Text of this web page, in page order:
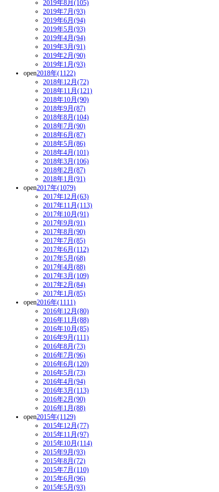
2019年8月(105)
2019年7月(93)
2019年6月(94)
2019年5月(93)
2019年4月(94)
2019年3月(91)
2019年2月(90)
2019年1月(93)
open2018年(1122)
2018年12月(72)
2018年11月(121)
2018年10月(90)
2018年9月(87)
2018年8月(104)
2018年7月(90)
2018年6月(87)
2018年5月(86)
2018年4月(101)
2018年3月(106)
2018年2月(87)
2018年1月(91)
open2017年(1079)
2017年12月(63)
2017年11月(113)
2017年10月(91)
2017年9月(91)
2017年8月(90)
2017年7月(85)
2017年6月(112)
2017年5月(68)
2017年4月(88)
2017年3月(109)
2017年2月(84)
2017年1月(85)
open2016年(1111)
2016年12月(80)
2016年11月(88)
2016年10月(85)
2016年9月(111)
2016年8月(73)
2016年7月(96)
2016年6月(120)
2016年5月(73)
2016年4月(94)
2016年3月(113)
2016年2月(90)
2016年1月(88)
open2015年(1129)
2015年12月(77)
2015年11月(97)
2015年10月(114)
2015年9月(93)
2015年8月(72)
2015年7月(110)
2015年6月(96)
2015年5月(93)